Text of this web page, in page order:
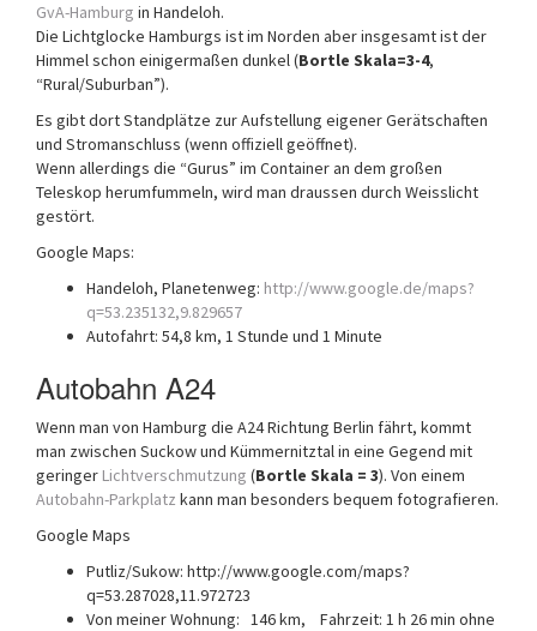
GvA-Hamburg in Handeloh.
Die Lichtglocke Hamburgs ist im Norden aber insgesamt ist der
Himmel schon einigermaßen dunkel (Bortle Skala=3-4,
“Rural/Suburban”).
Es gibt dort Standplätze zur Aufstellung eigener Gerätschaften
und Stromanschluss (wenn offiziell geöffnet).
Wenn allerdings die “Gurus” im Container an dem großen
Teleskop herumfummeln, wird man draussen durch Weisslicht
gestört.
Google Maps:
Handeloh, Planetenweg: http://www.google.de/maps?
q=53.235132,9.829657
Autofahrt: 54,8 km, 1 Stunde und 1 Minute
Autobahn A24
Wenn man von Hamburg die A24 Richtung Berlin fährt, kommt
man zwischen Suckow und Kümmernitztal in eine Gegend mit
geringer Lichtverschmutzung (Bortle Skala = 3). Von einem
Autobahn-Parkplatz kann man besonders bequem fotografieren.
Google Maps
Putliz/Sukow: http://www.google.com/maps?
q=53.287028,11.972723
Von meiner Wohnung: 146 km, Fahrzeit: 1 h 26 min ohne